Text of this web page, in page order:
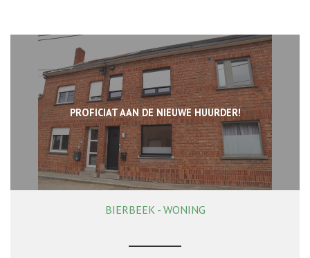
PROFICIAT AAN DE NIEUWE HUURDER!
138 m² 4 1
BIERBEEK - WONING